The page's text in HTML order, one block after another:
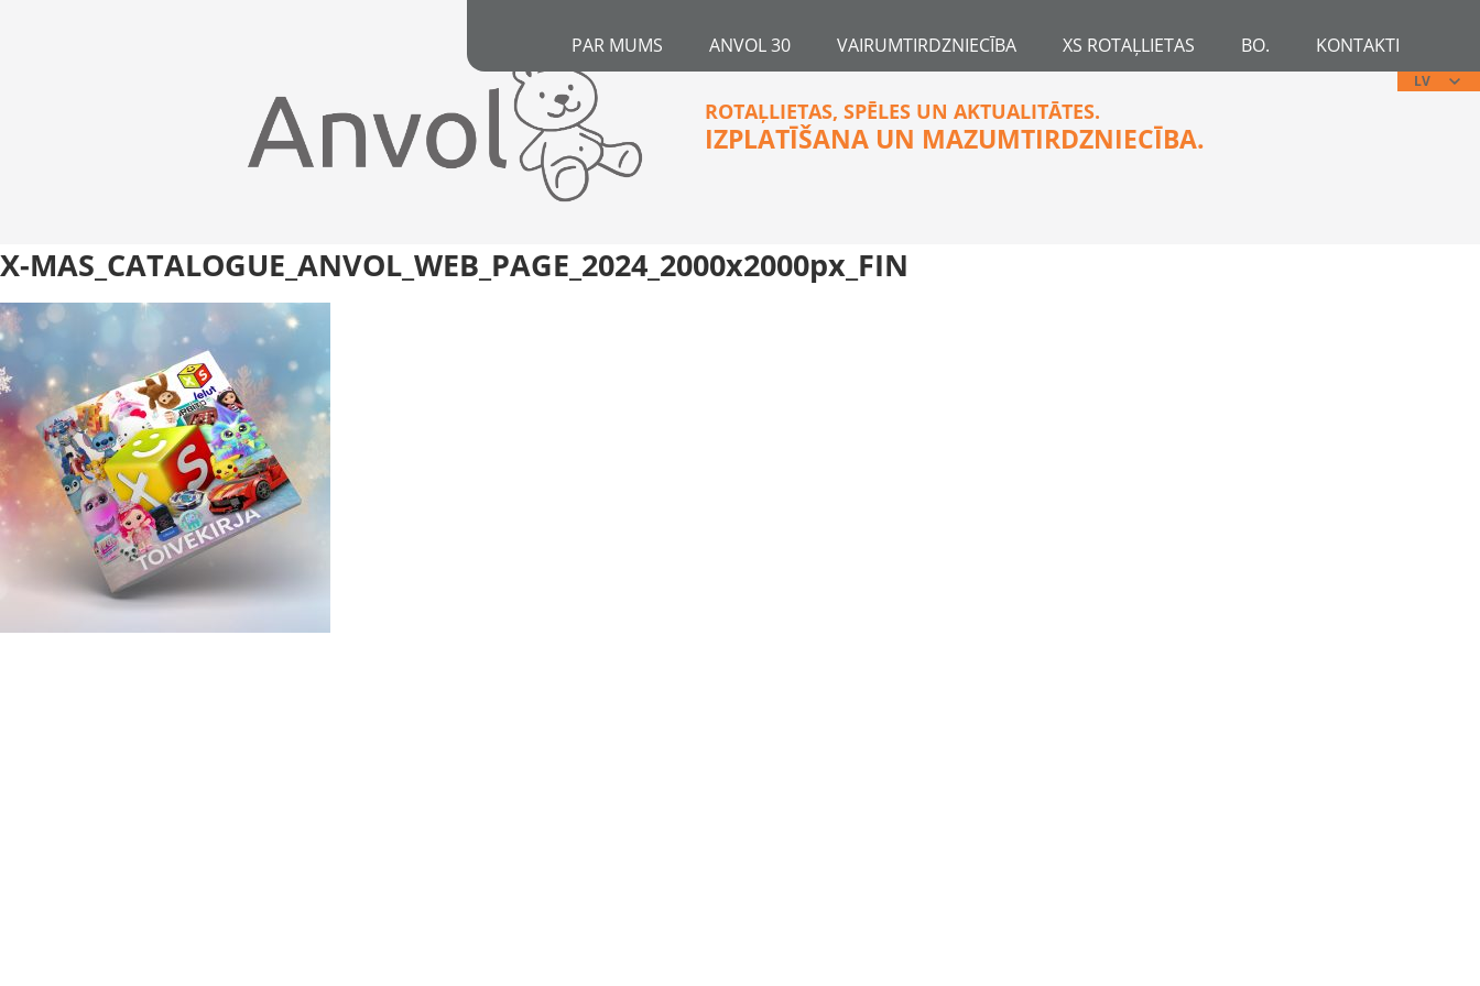
PAR MUMS ANVOL 30 VAIRUMTIRDZNIECĪBA XS ROTAĻLIETAS BO. KONTAKTI
LV
ROTAĻLIETAS, SPĒLES UN AKTUALITĀTES.
IZPLATĪŠANA UN MAZUMTIRDZNIECĪBA.
X-MAS_CATALOGUE_ANVOL_WEB_PAGE_2024_2000x2000px_FIN